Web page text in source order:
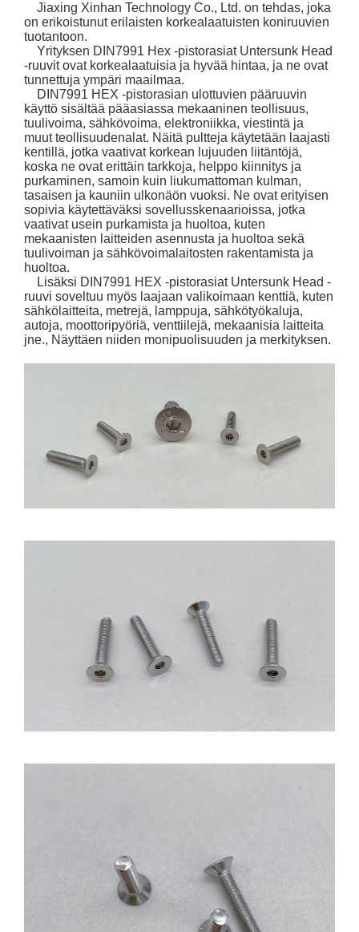
Jiaxing Xinhan Technology Co., Ltd. on tehdas, joka
on erikoistunut erilaisten korkealaatuisten koniruuvien
tuotantoon.
Yrityksen DIN7991 Hex -pistorasiat Untersunk Head
-ruuvit ovat korkealaatuisia ja hyvää hintaa, ja ne ovat
tunnettuja ympäri maailmaa.
DIN7991 HEX -pistorasian ulottuvien pääruuvin
käyttö sisältää pääasiassa mekaaninen teollisuus,
tuulivoima, sähkövoima, elektroniikka, viestintä ja
muut teollisuudenalat. Näitä pultteja käytetään laajasti
kentillä, jotka vaativat korkean lujuuden liitäntöjä,
koska ne ovat erittäin tarkkoja, helppo kiinnitys ja
purkaminen, samoin kuin liukumattoman kulman,
tasaisen ja kauniin ulkonäön vuoksi. Ne ovat erityisen
sopivia käytettäväksi sovellusskenaarioissa, jotka
vaativat usein purkamista ja huoltoa, kuten
mekaanisten laitteiden asennusta ja huoltoa sekä
tuulivoiman ja sähkövoimalaitosten rakentamista ja
huoltoa.
Lisäksi DIN7991 HEX -pistorasiat Untersunk Head -
ruuvi soveltuu myös laajaan valikoimaan kenttiä, kuten
sähkölaitteita, metrejä, lamppuja, sähkötyökaluja,
autoja, moottoripyöriä, venttiilejä, mekaanisia laitteita
jne., Näyttäen niiden monipuolisuuden ja merkityksen.